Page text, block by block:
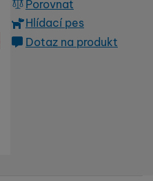
Kč
Porovnat
Hlídací pes
Dotaz na produkt